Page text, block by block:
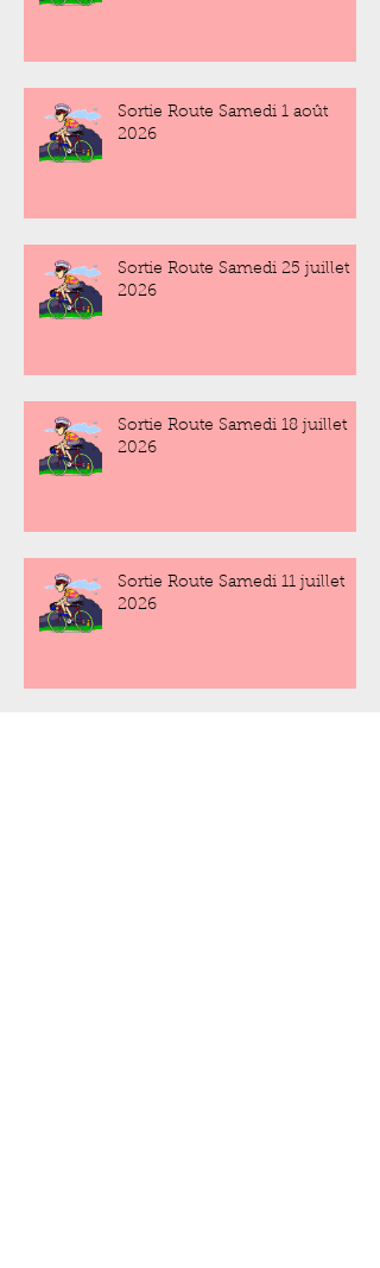
Sortie Route Samedi 1 août
2026
Sortie Route Samedi 25 juillet
2026
Sortie Route Samedi 18 juillet
2026
Sortie Route Samedi 11 juillet
2026